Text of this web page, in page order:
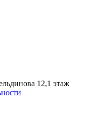
12,1 этаж